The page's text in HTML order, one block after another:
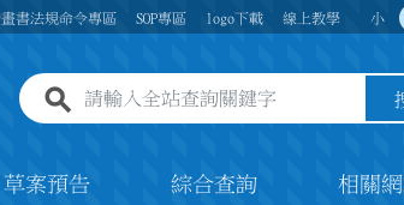
書法規命令專區 SOP專區 logo下載 線上教學 小
全站查詢關鍵字欄位
草案預告 綜合查詢 相關